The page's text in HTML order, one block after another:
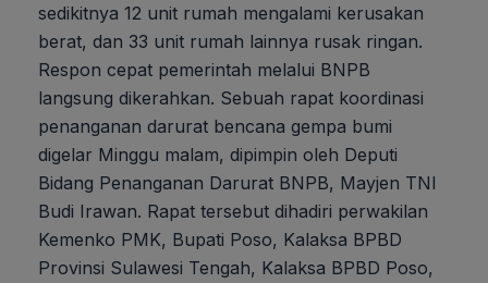
sedikitnya 12 unit rumah mengalami kerusakan
berat, dan 33 unit rumah lainnya rusak ringan.
Respon cepat pemerintah melalui BNPB
langsung dikerahkan. Sebuah rapat koordinasi
penanganan darurat bencana gempa bumi
digelar Minggu malam, dipimpin oleh Deputi
Bidang Penanganan Darurat BNPB, Mayjen TNI
Budi Irawan. Rapat tersebut dihadiri perwakilan
Kemenko PMK, Bupati Poso, Kalaksa BPBD
Provinsi Sulawesi Tengah, Kalaksa BPBD Poso,